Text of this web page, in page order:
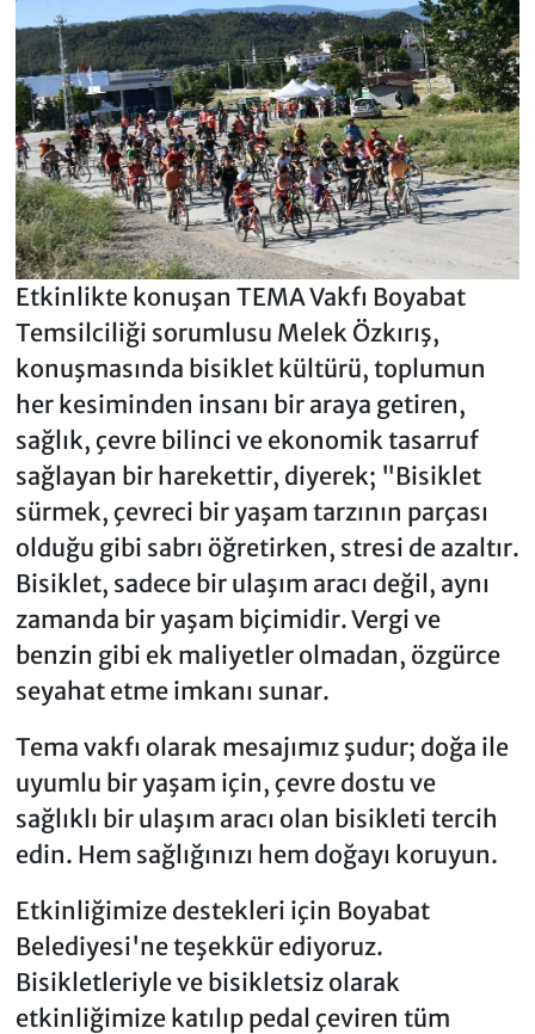
Etkinlikte konuşan TEMA Vakfı Boyabat
Temsilciliği sorumlusu Melek Özkırış,
konuşmasında bisiklet kültürü, toplumun
her kesiminden insanı bir araya getiren,
sağlık, çevre bilinci ve ekonomik tasarruf
sağlayan bir harekettir, diyerek; "Bisiklet
sürmek, çevreci bir yaşam tarzının parçası
olduğu gibi sabrı öğretirken, stresi de azaltır.
Bisiklet, sadece bir ulaşım aracı değil, aynı
zamanda bir yaşam biçimidir. Vergi ve
benzin gibi ek maliyetler olmadan, özgürce
seyahat etme imkanı sunar.
Tema vakfı olarak mesajımız şudur; doğa ile
uyumlu bir yaşam için, çevre dostu ve
sağlıklı bir ulaşım aracı olan bisikleti tercih
edin. Hem sağlığınızı hem doğayı koruyun.
Etkinliğimize destekleri için Boyabat
Belediyesi'ne teşekkür ediyoruz.
Bisikletleriyle ve bisikletsiz olarak
etkinliğimize katılıp pedal çeviren tüm